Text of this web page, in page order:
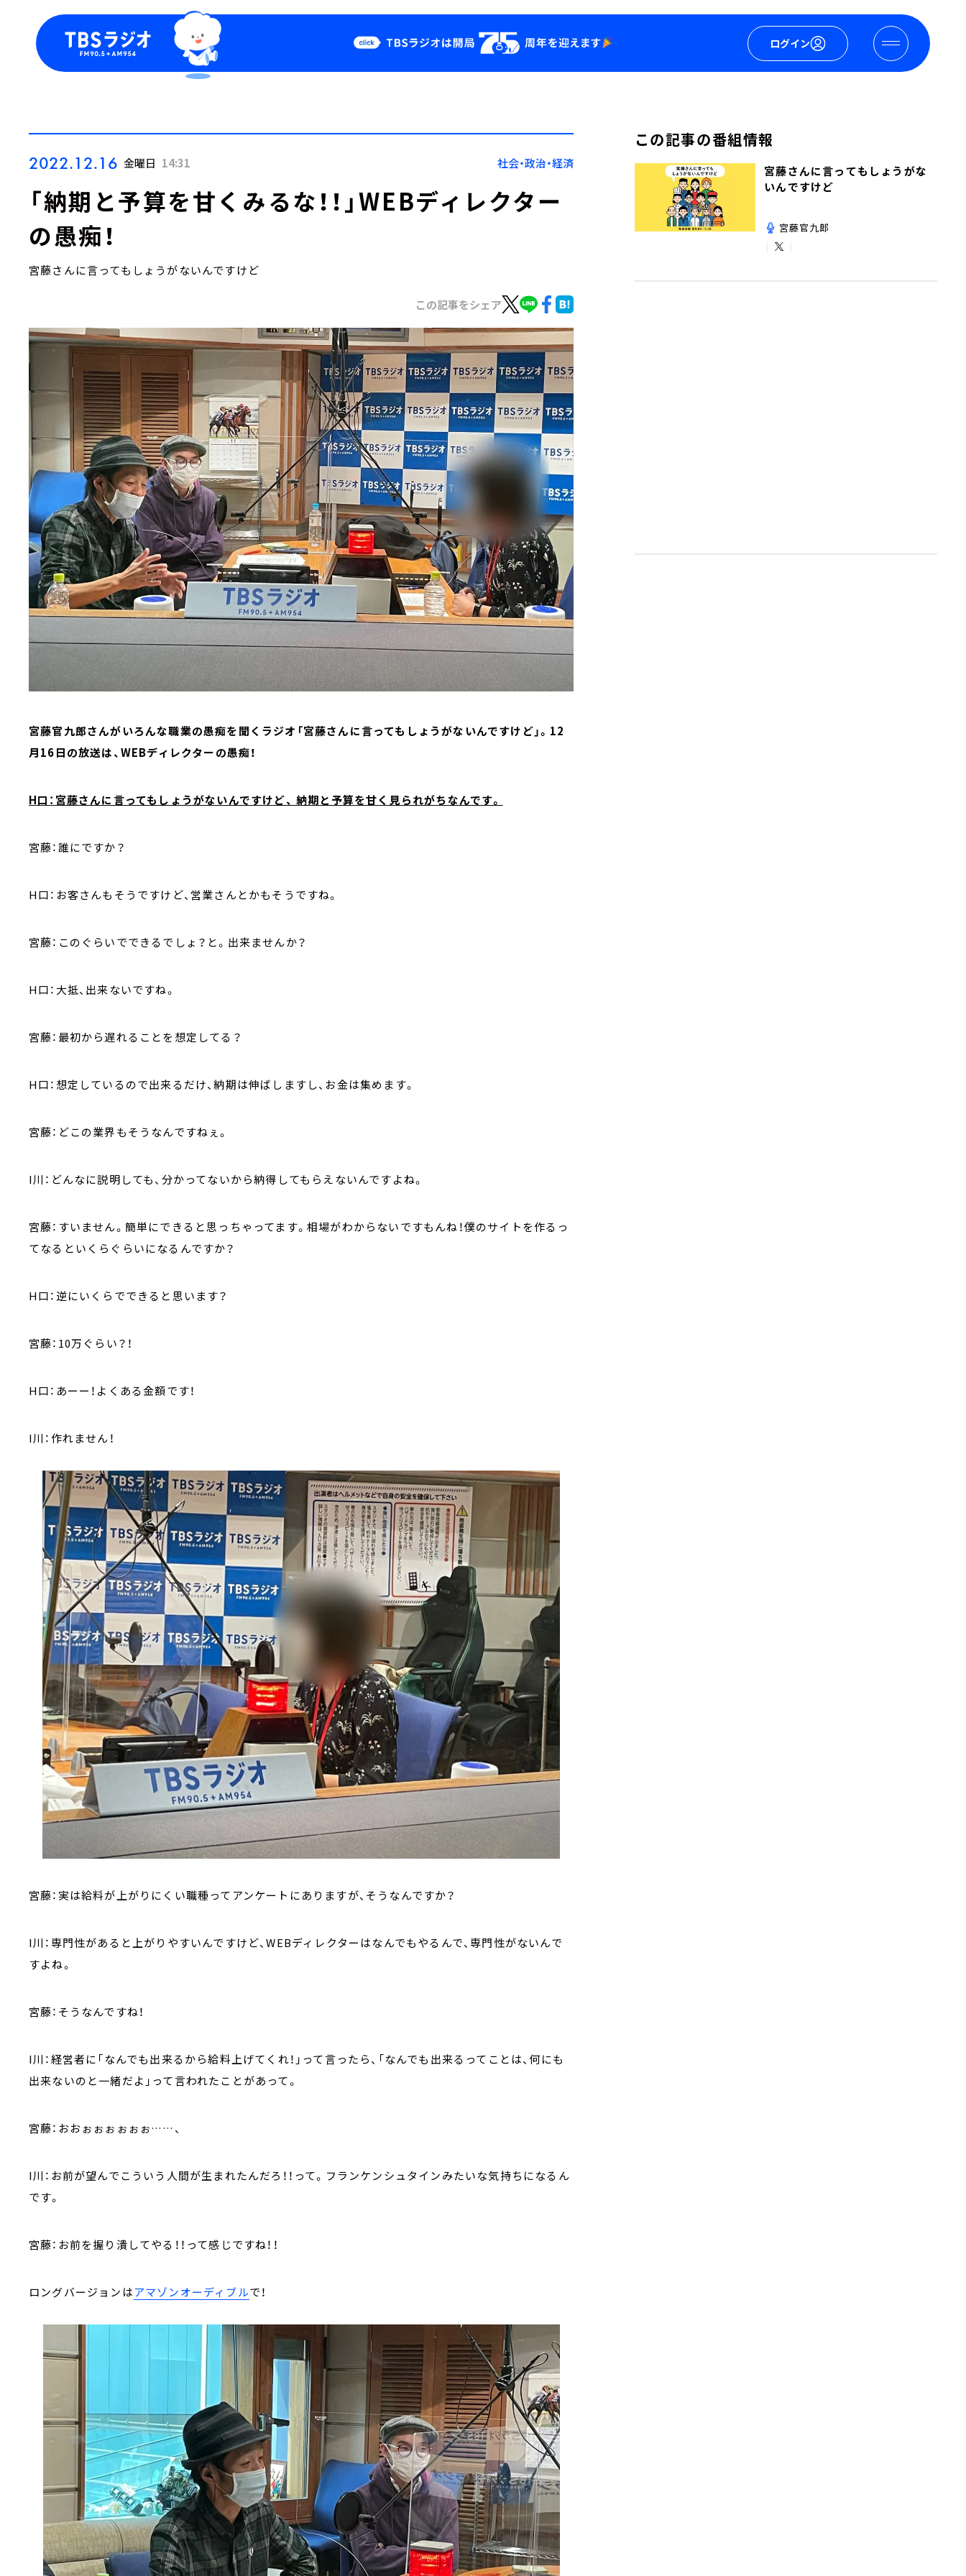
ログイン
Podcast
YouTube
会社情報
2022.12.16 金曜日 14:31 社会・政治・経済
「納期と予算を甘くみるな！！」WEBディレクター
の愚痴！
宮藤さんに言ってもしょうがないんですけど
この記事をシェア
宮藤官九郎さんがいろんな職業の愚痴を聞くラジオ「宮藤さんに言ってもしょうがないんですけど」。12
月16日の放送は、WEBディレクターの愚痴！
H口：宮藤さんに言ってもしょうがないんですけど、 納期と予算を甘く見られがちなんです。
宮藤：誰にですか？
H口：お客さんもそうですけど、営業さんとかもそうですね。
宮藤：このぐらいでできるでしょ？と。出来ませんか？
H口：大抵、出来ないですね。
宮藤：最初から遅れることを想定してる？
H口：想定しているので出来るだけ、納期は伸ばしますし、お金は集めます。
宮藤：どこの業界もそうなんですねぇ。
I川：どんなに説明しても、分かってないから納得してもらえないんですよね。
宮藤：すいません。簡単にできると思っちゃってます。相場がわからないですもんね！僕のサイトを作るっ
てなるといくらぐらいになるんですか？
H口：逆にいくらでできると思います？
宮藤：10万ぐらい？！
H口：あーー！よくある金額です！
I川：作れません！
宮藤：実は給料が上がりにくい職種ってアンケートにありますが、そうなんですか？
I川：専門性があると上がりやすいんですけど、WEBディレクターはなんでもやるんで、専門性がないんで
すよね。
宮藤：そうなんですね！
I川：経営者に「なんでも出来るから給料上げてくれ！」って言ったら、「なんでも出来るってことは、何にも
出来ないのと一緒だよ」って言われたことがあって。
宮藤：おおぉぉぉぉぉぉ……、
I川：お前が望んでこういう人間が生まれたんだろ！！って。フランケンシュタインみたいな気持ちになるん
です。
宮藤：お前を握り潰してやる！！って感じですね！！
ロングバージョンはアマゾンオーディブルで！
この記事の番組情報
宮藤さんに言ってもしょうがな
いんですけど
宮藤官九郎